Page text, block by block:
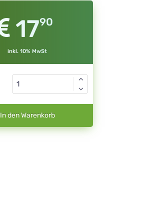
1790
inkl. 10% MwSt
In den Warenkorb